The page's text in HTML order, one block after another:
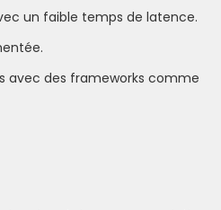
un faible temps de latence.
avec des frameworks comme